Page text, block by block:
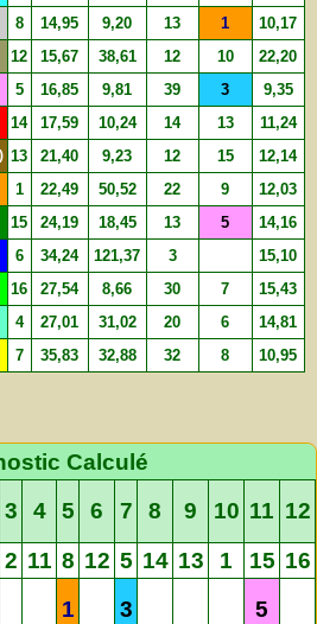
8 14,95 9,20 13 1 10,17
12 15,67 38,61 12 10 22,20
5 16,85 9,81 39 3 9,35
14 17,59 10,24 14 13 11,24
13 21,40 9,23 12 15 12,14
1 22,49 50,52 22 9 12,03
15 24,19 18,45 13 5 14,16
6 34,24 121,37 3 15,10
16 27,54 8,66 30 7 15,43
4 27,01 31,02 20 6 14,81
7 35,83 32,88 32 8 10,95
Calculé
3 4 5 6 7 8 9 10 11 12
2 11 8 12 5 14 13 1 15 16
1 3 5